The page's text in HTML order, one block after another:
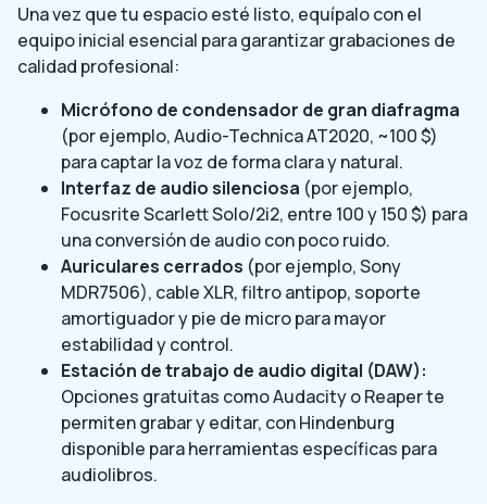
Una vez que tu espacio esté listo, equípalo con el
equipo inicial esencial para garantizar grabaciones de
calidad profesional:
Micrófono de condensador de gran diafragma
(por ejemplo, Audio-Technica AT2020, ~100 $)
para captar la voz de forma clara y natural.
Interfaz de audio silenciosa (por ejemplo,
Focusrite Scarlett Solo/2i2, entre 100 y 150 $) para
una conversión de audio con poco ruido.
Auriculares cerrados (por ejemplo, Sony
MDR7506), cable XLR, filtro antipop, soporte
amortiguador y pie de micro para mayor
estabilidad y control.
Estación de trabajo de audio digital (DAW):
Opciones gratuitas como Audacity o Reaper te
permiten grabar y editar, con Hindenburg
disponible para herramientas específicas para
audiolibros.